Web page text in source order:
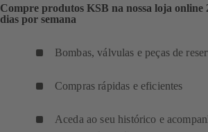
Compre produtos KSB na nossa loja online
dias por semana
Bombas, válvulas e peças de
Compras rápidas e eficientes
Aceda ao seu histórico e